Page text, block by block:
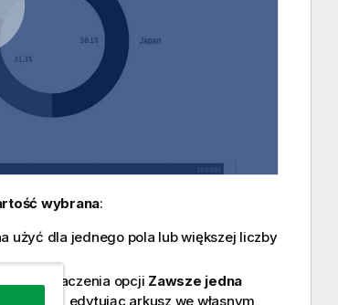
wybrana:
użyć dla jednego pola lub większej liczby
zaznaczenia opcji Zawsze jedna
usunąć, edytując arkusz we własnym